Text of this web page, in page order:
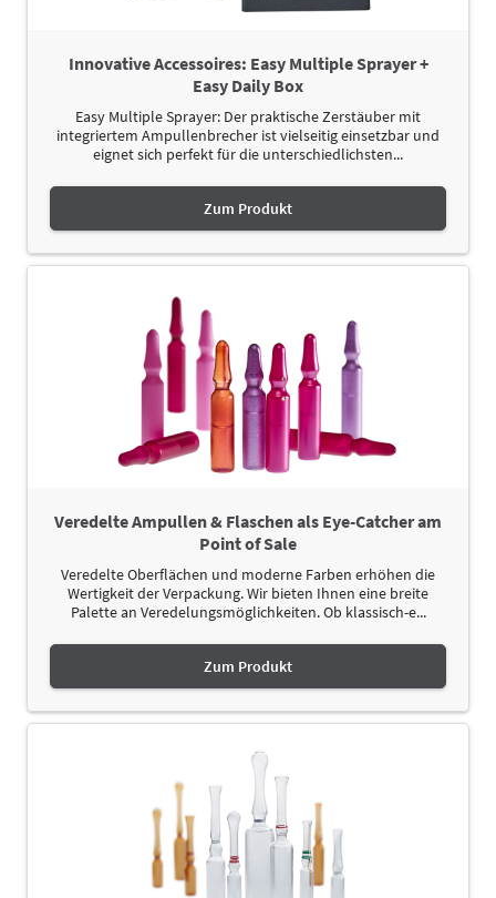
Innovative Accessoires: Easy Multiple Sprayer +
Easy Daily Box
Easy Multiple Sprayer: Der praktische Zerstäuber mit
integriertem Ampullenbrecher ist vielseitig einsetzbar und
eignet sich perfekt für die unterschiedlichsten...
Zum Produkt
Veredelte Ampullen & Flaschen als Eye-Catcher am
Point of Sale
Veredelte Oberflächen und moderne Farben erhöhen die
Wertigkeit der Verpackung. Wir bieten Ihnen eine breite
Palette an Veredelungsmöglichkeiten. Ob klassisch-e...
Zum Produkt